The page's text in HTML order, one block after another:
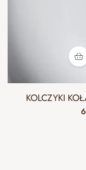
KOLCZYKI